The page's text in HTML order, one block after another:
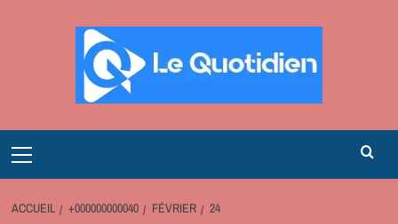
Menu
ACCUEIL +000000000040 FÉVRIER 24